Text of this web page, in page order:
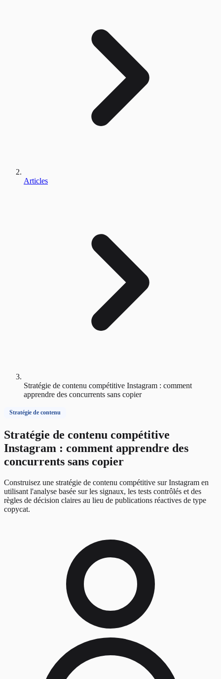
Articles
Stratégie de contenu compétitive Instagram : comment
apprendre des concurrents sans copier
Stratégie de contenu
Stratégie de contenu compétitive
Instagram : comment apprendre des
concurrents sans copier
Construisez une stratégie de contenu compétitive sur Instagram en
utilisant l'analyse basée sur les signaux, les tests contrôlés et des
règles de décision claires au lieu de publications réactives de type
copycat.